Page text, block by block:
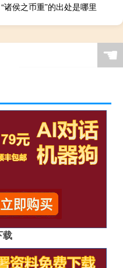
“诸侯之币重”的出处是哪里
☚
载